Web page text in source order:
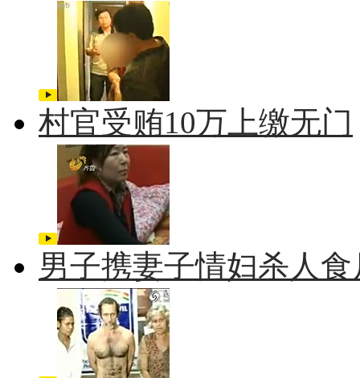
村官受贿10万上缴无门
男子携妻子情妇杀人食